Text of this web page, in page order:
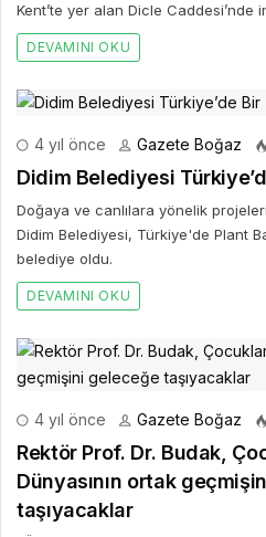
Kent’te yer alan Dicle Caddesi’nde
DEVAMINI OKU
4 yıl önce Gazete Boğaz
Didim Belediyesi
Doğaya ve canlılara yönelik
Didim Belediyesi, Türkiye'de Plant
belediye oldu.
DEVAMINI OKU
4 yıl önce Gazete Boğaz
Rektör Prof. Dr. Budak,
Dünyasının ortak
taşıyacaklar